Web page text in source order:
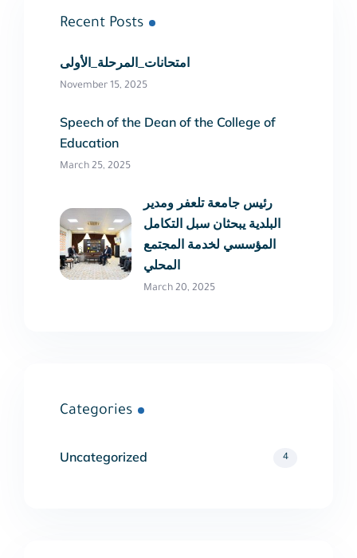
Recent Posts
امتحانات_المرحلة_الأولى
November 15, 2025
Speech of the Dean of the College of
Education
March 25, 2025
رئيس جامعة تلعفر ومدير
البلدية يبحثان سبل التكامل
المؤسسي لخدمة المجتمع
المحلي
March 20, 2025
Categories
Uncategorized 4